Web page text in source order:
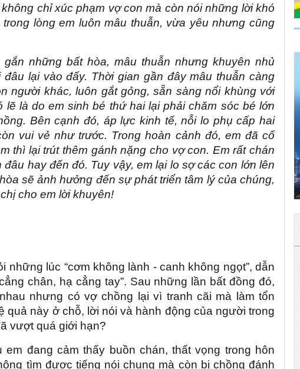
chỉ xúc phạm vợ con mà còn nói những lời khó
lòng em luôn mâu thuẫn, vừa yêu nhưng cũng
những bất hòa, mâu thuẫn nhưng khuyên nhủ
lại vào đấy. Thời gian gần đây mâu thuẫn càng
người khác, luôn gắt gỏng, sẵn sàng nổi khùng với
là do em sinh bé thứ hai lại phải chăm sóc bé lớn
Bên cạnh đó, áp lực kinh tế, nỗi lo phụ cấp hai
vui vẻ như trước. Trong hoàn cảnh đó, em đã cố
thì lại trút thêm gánh nặng cho vợ con. Em rất chán
hay đến đó. Tuy vậy, em lại lo sợ các con lớn lên
sẽ ảnh hưởng đến sự phát triển tâm lý của chúng,
cho em lời khuyên!
những lúc “cơm không lành - canh không ngọt”, dẫn
chân, hạ cẳng tay”. Sau những lần bất đồng đó,
nhưng có vợ chồng lại vì tranh cãi mà làm tổn
này ở chỗ, lời nói và hành động của người trong
vượt quá giới hạn?
đang cảm thấy buồn chán, thất vọng trong hôn
tìm được tiếng nói chung mà còn bị chồng đánh